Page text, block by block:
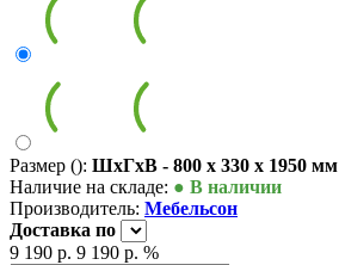
Размер (): ШxГxВ - 800 x 330 x 1950 мм
Наличие на складе: ● В наличии
Производитель: Мебельсон
Доставка по
9 190 р. 9 190 р. %